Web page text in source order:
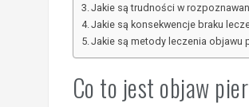
Jakie są trudności w
Jakie są konsekwencje braku
Jakie są metody leczenia objawu
Co to jest objaw